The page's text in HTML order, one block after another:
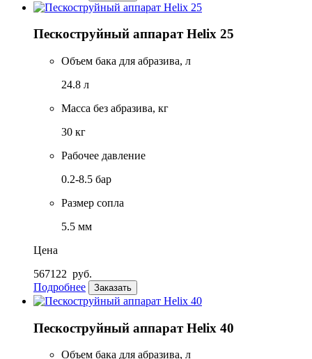
Пескоструйный аппарат Helix 25
Объем бака для абразива, л
24.8 л
Масса без абразива, кг
30 кг
Рабочее давление
0.2-8.5 бар
Размер сопла
5.5 мм
Цена
567122 руб.
Подробнее
Заказать
Пескоструйный аппарат Helix 40
Объем бака для абразива, л